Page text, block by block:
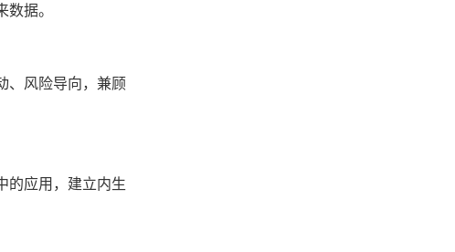
据。
、风险导向，兼顾
的应用，建立内生